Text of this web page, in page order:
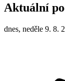
Aktuální
dnes, neděle 9. 8.